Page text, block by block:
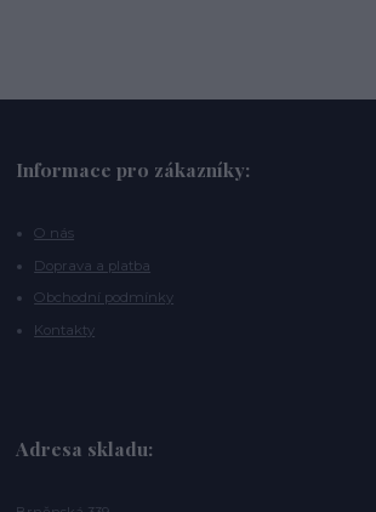
Informace pro zákazníky:
O nás
Doprava a platba
Obchodní podmínky
Kontakty
Adresa skladu: